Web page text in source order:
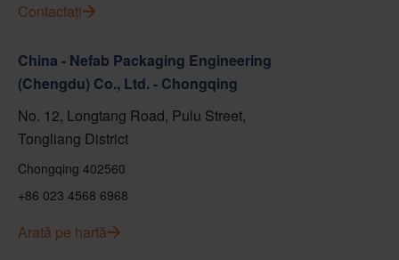
Contactați
China - Nefab Packaging Engineering
(Chengdu) Co., Ltd. - Chongqing
No. 12, Longtang Road, Pulu Street,
Tongliang District
Chongqing 402560
+86 023 4568 6968
Arată pe hartă